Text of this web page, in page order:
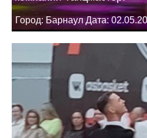
Город: Барнаул Дата: